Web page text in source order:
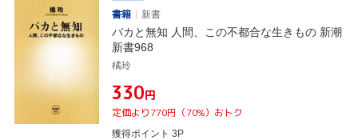
書籍
新書
バカと無知 人間、この不都合な生きもの 新潮
新書968
橘玲
¥330円
定価より770円（70%）おトク
獲得ポイント 3P